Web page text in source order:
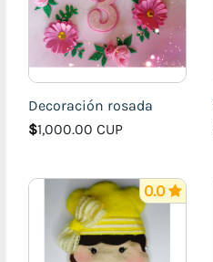
Decoración rosada
$1,000.00 CUP
0.0